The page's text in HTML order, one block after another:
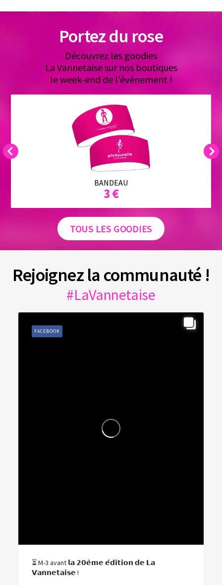
Portez du rose
Découvrez les goodies
La Vannetaise sur nos boutiques
le week-end de l’événement !
TOUS LES GOODIES
BANDEAU
3 €
Rejoignez la communauté !
#LaVannetaise
⏳ M-3 avant 𝗹𝗮 𝟮𝟬𝗲̀𝗺𝗲 𝗲́𝗱𝗶𝘁𝗶𝗼𝗻 𝗱𝗲 𝗟𝗮
𝗩𝗮𝗻𝗻𝗲𝘁𝗮𝗶𝘀𝗲 !
FACEBOOK